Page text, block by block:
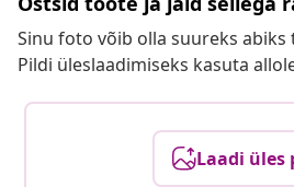
Sinu foto võib olla suureks abiks
Pildi üleslaadimiseks kasuta
Laadi üles